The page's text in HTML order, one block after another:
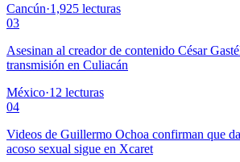
Cancún·1,925 lecturas
03
Asesinan al creador de contenido César
transmisión en Culiacán
México·12 lecturas
04
Videos de Guillermo Ochoa confirman que
acoso sexual sigue en Xcaret